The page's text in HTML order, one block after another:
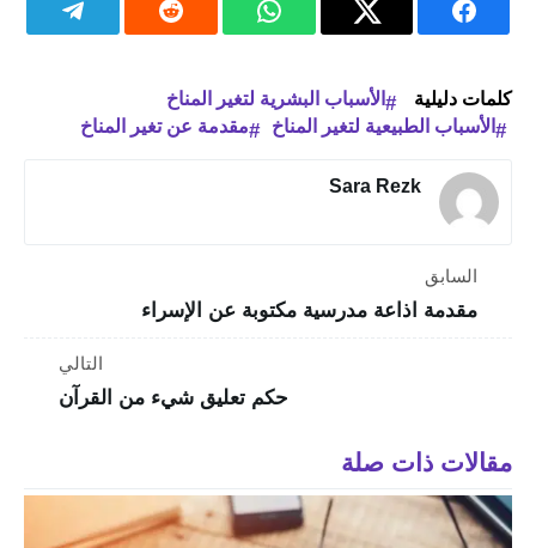
كلمات دليلية
الأسباب البشرية لتغير المناخ
الأسباب الطبيعية لتغير المناخ
مقدمة عن تغير المناخ
Sara Rezk
السابق
مقدمة اذاعة مدرسية مكتوبة عن الإسراء
التالي
حكم تعليق شيء من القرآن
مقالات ذات صلة